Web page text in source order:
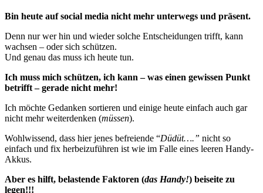
Bin heute auf social media nicht mehr unterwegs und präsent.
Denn nur wer hin und wieder solche Entscheidungen trifft, kann
wachsen – oder sich schützen.
Und genau das muss ich heute tun.
Ich muss mich schützen, ich kann – was einen gewissen Punkt
betrifft – gerade nicht mehr!
Ich möchte Gedanken sortieren und einige heute einfach auch gar
nicht mehr weiterdenken (müssen).
Wohlwissend, dass hier jenes befreiende “Düdüt….” nicht so
einfach und fix herbeizuführen ist wie im Falle eines leeren Handy-
Akkus.
Aber es hilft, belastende Faktoren (das Handy!) beiseite zu
legen!!!